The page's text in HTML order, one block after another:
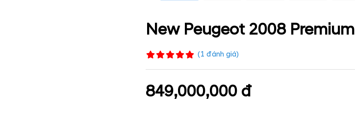
New Peugeot 2008 Premium
(1 đánh giá)
849,000,000 đ